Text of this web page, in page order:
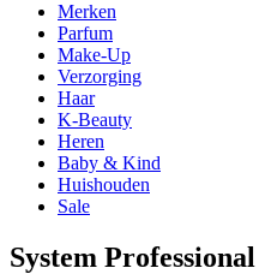
Merken
Parfum
Make-Up
Verzorging
Haar
K-Beauty
Heren
Baby & Kind
Huishouden
Sale
System